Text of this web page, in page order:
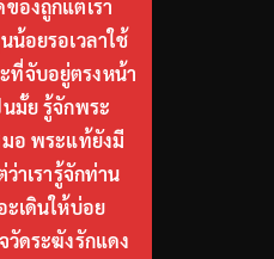
องถูกแต่เรา
น้อยรอเวลาใช้
ที่จับอยู่ตรงหน้า
มั้ย รู้จักพระ
อ พระแท้ยังมี
ว่าเรารู้จักท่าน
ะเดินให้บ่อย
วัดระฆังรักแดง